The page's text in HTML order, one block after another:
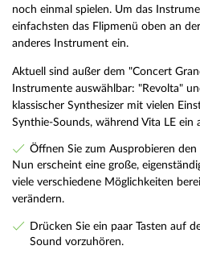
noch einmal spielen. Um das
einfachsten das Flipmenü oben an
anderes Instrument ein.
Aktuell sind außer dem "Concert
Instrumente auswählbar: "Revolta"
klassischer Synthesizer mit vielen
Synthie-Sounds, während Vita LE ein
Öffnen Sie zum Ausprobieren den
Nun erscheint eine große,
viele verschiedene Möglichkeiten
verändern.
Drücken Sie ein paar Tasten auf
Sound vorzuhören.